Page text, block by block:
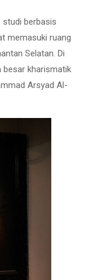
studi berbasis
memasuki ruang
Selatan. Di
besar kharismatik
Arsyad Al-